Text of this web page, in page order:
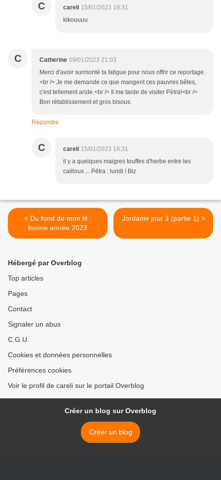
C careli 15/01/2023 19:31
kikouuuu
C Catherine 09/01/2023 21:03
Merci d'avoir surmonté ta fatigue pour nous offrir ce reportage.
<br /> Je me demande ce que mangent ces pauvres bêtes,
c'est tellement aride.<br /> Il me tarde de visiter Pétra!<br />
Bon rétablissement et gros bisous.
Répondre
C careli 15/01/2023 19:31
il y a quelques maigres touffes d'herbe entre les
cailloux ... Pétra : lundi ! Biz
< Du fond de mon lit :
bonne année 2023
Jordanie jour 3 (partie 1) >
Hébergé par Overblog
Top articles
Pages
Contact
Signaler un abus
C.G.U.
Cookies et données personnelles
Préférences cookies
Voir le profil de careli sur le portail Overblog
Créer un blog sur Overblog
Créer un blog